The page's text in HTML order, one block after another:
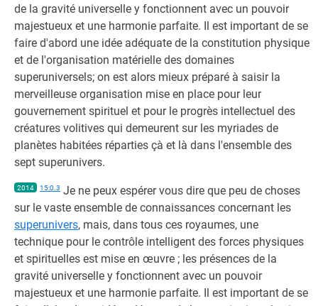
de la gravité universelle y fonctionnent avec un pouvoir
majestueux et une harmonie parfaite. Il est important de se
faire d'abord une idée adéquate de la constitution physique
et de l'organisation matérielle des domaines
superuniversels; on est alors mieux préparé à saisir la
merveilleuse organisation mise en place pour leur
gouvernement spirituel et pour le progrès intellectuel des
créatures volitives qui demeurent sur les myriades de
planètes habitées réparties çà et là dans l'ensemble des
sept superunivers.
2014 15:0.3 Je ne peux espérer vous dire que peu de choses
sur le vaste ensemble de connaissances concernant les
superunivers, mais, dans tous ces royaumes, une
technique pour le contrôle intelligent des forces physiques
et spirituelles est mise en œuvre ; les présences de la
gravité universelle y fonctionnent avec un pouvoir
majestueux et une harmonie parfaite. Il est important de se